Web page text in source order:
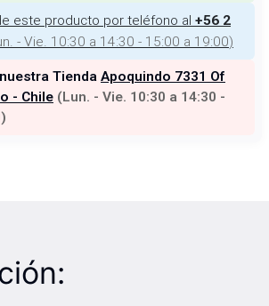
este producto por teléfono al +56 2
- Vie. 10:30 a 14:30 - 15:00 a 19:00)
Tienda Apoquindo 7331 Of
- Chile (Lun. - Vie. 10:30 a 14:30 -
)